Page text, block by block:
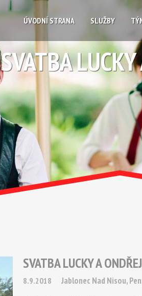
ÚVODNÍ STRANA SLUŽBY
SVATBA
SVATBA LUCKY A
8.9.2018 Jablonec Nad Nisou,